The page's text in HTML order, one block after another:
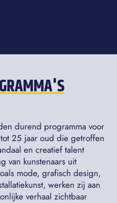
durend programma voor
25 jaar oud die getroffen
en creatief talent
van kunstenaars uit
mode, grafisch design,
werken zij aan
verhaal zichtbaar